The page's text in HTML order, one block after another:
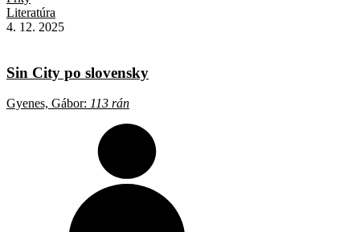
Literatúra
4. 12. 2025
Sin City po slovensky
Gyenes, Gábor: 113 rán